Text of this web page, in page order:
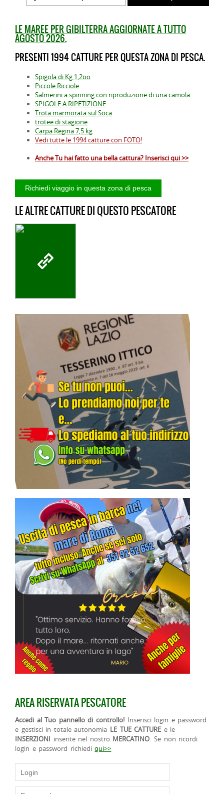
LE MAREE PER GIBILTERRA AGGIORNATE A TUTTO
AGOSTO 2026.
PRESENTI 1994 CATTURE PER QUESTA ZONA DI PESCA.
Spigola di Kg 1,2oo
Piccole Ricciole
Salmerini a spinning con riproduzione di una camola
SPIGOLE A RIPETIZIONE
Trota marmorata sul Soca
trotee di stagione
Carpa Regina 7,5 kg
Vedi tutte le 1994 catture con FOTO!
Anche Tu hai fatto una bella cattura? Inserisci qui >>
LE ALTRE CATTURE DI QUESTO PESCATORE
AREA RISERVATA PESCATORE
Accedi al Tuo pannello di controllo! Inserisci login e password
e gestisci in totale autonomia LE TUE CATTURE e le
INSERZIONI inserite nel nostro MERCATINO. Se non ricordi
login e password richiediqui>>